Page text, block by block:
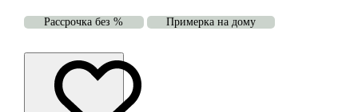
Рассрочка без % Примерка на дому